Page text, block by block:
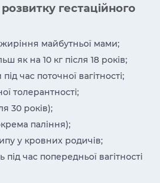
гестаційного
майбутньої мами;
як на 10 кг після 18 років;
час поточної вагітності;
толерантності;
30 років);
паління);
у кровних родичів;
під час попередньої вагітності